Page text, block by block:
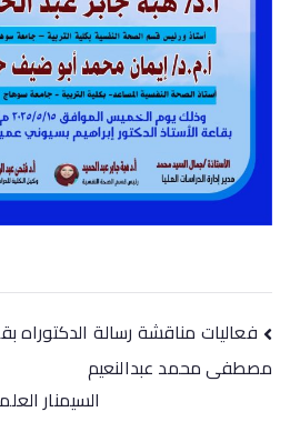
فعاليات مناقشة رسالة الدكتوراه
مصطفى محمد عبدالنعيم
السيمنار